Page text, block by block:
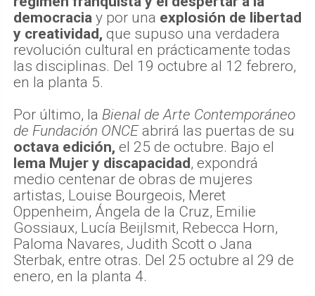
democracia y por una explosión de libertad
y creatividad, que supuso una verdadera
revolución cultural en prácticamente todas
las disciplinas. Del 19 octubre al 12 febrero,
en la planta 5.
Por último, la Bienal de Arte Contemporáneo
de Fundación ONCEabrirá las puertas de su
octava edición, el 25 de octubre. Bajo el
lema Mujer y discapacidad, expondrá
medio centenar de obras de mujeres
artistas, Louise Bourgeois, Meret
Oppenheim, Ángela de la Cruz, Emilie
Gossiaux, Lucía Beijlsmit, Rebecca Horn,
Paloma Navares, Judith Scott o Jana
Sterbak, entre otras. Del 25 octubre al 29 de
enero, en la planta 4.